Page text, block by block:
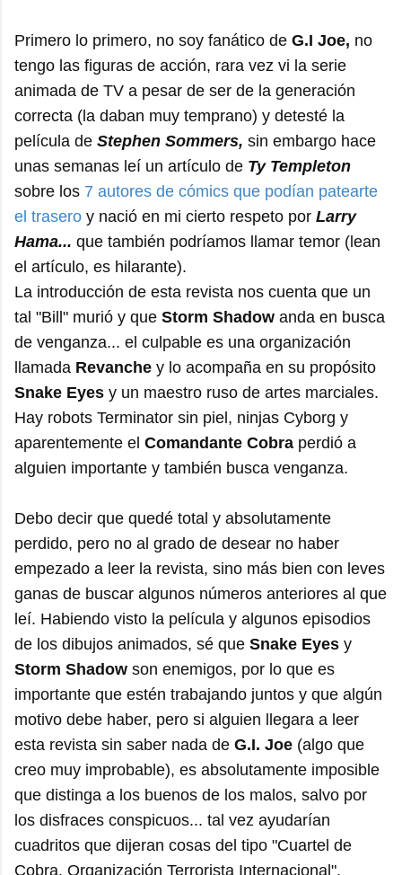
Primero lo primero, no soy fanático de G.I Joe, no
tengo las figuras de acción, rara vez vi la serie
animada de TV a pesar de ser de la generación
correcta (la daban muy temprano) y detesté la
película de Stephen Sommers, sin embargo hace
unas semanas leí un artículo de Ty Templeton
sobre los 7 autores de cómics que podían patearte
el trasero y nació en mi cierto respeto por Larry
Hama... que también podríamos llamar temor (lean
el artículo, es hilarante).
La introducción de esta revista nos cuenta que un
tal "Bill" murió y que Storm Shadow anda en busca
de venganza... el culpable es una organización
llamada Revanche y lo acompaña en su propósito
Snake Eyes y un maestro ruso de artes marciales.
Hay robots Terminator sin piel, ninjas Cyborg y
aparentemente el Comandante Cobra perdió a
alguien importante y también busca venganza.
Debo decir que quedé total y absolutamente
perdido, pero no al grado de desear no haber
empezado a leer la revista, sino más bien con leves
ganas de buscar algunos números anteriores al que
leí. Habiendo visto la película y algunos episodios
de los dibujos animados, sé que Snake Eyes y
Storm Shadow son enemigos, por lo que es
importante que estén trabajando juntos y que algún
motivo debe haber, pero si alguien llegara a leer
esta revista sin saber nada de G.I. Joe (algo que
creo muy improbable), es absolutamente imposible
que distinga a los buenos de los malos, salvo por
los disfraces conspicuos... tal vez ayudarían
cuadritos que dijeran cosas del tipo "Cuartel de
Cobra. Organización Terrorista Internacional",